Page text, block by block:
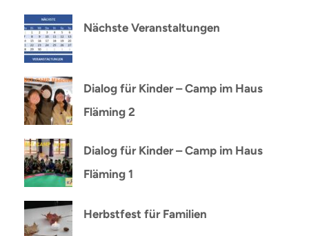
Nächste Veranstaltungen
Dialog für Kinder – Camp im Haus
Fläming 2
Dialog für Kinder – Camp im Haus
Fläming 1
Herbstfest für Familien